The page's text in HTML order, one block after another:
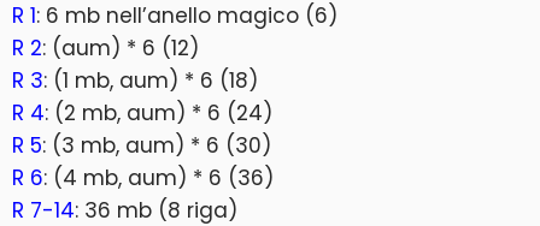
R 1: 6 mb nell’anello magico (6)
R 2: (aum) * 6 (12)
R 3: (1 mb, aum) * 6 (18)
R 4: (2 mb, aum) * 6 (24)
R 5: (3 mb, aum) * 6 (30)
R 6: (4 mb, aum) * 6 (36)
R 7-14: 36 mb (8 riga)